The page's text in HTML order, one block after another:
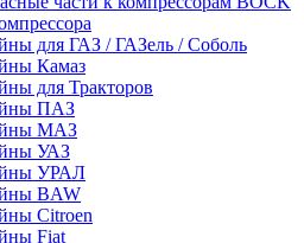
для ГАЗ / ГАЗель / Соболь
Камаз
для Тракторов
ПАЗ
МАЗ
УАЗ
УРАЛ
BAW
Citroen
Fiat